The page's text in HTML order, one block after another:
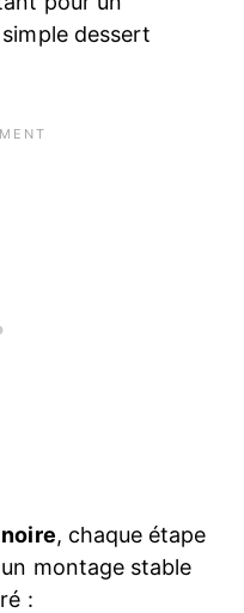
dessert
, chaque étape
montage stable
: